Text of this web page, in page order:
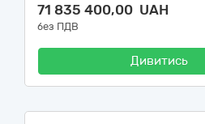
71 835 400,00 UAH
без ПДВ
Дивитись